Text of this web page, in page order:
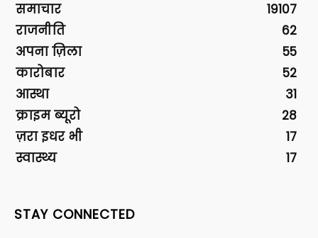
समाचार
19107
राजनीति
62
अपना ज़िला
55
कारोबार
52
आस्था
31
क्राइम ब्यूरो
28
ज़रा इधर भी
17
स्वास्थ्य
17
STAY CONNECTED